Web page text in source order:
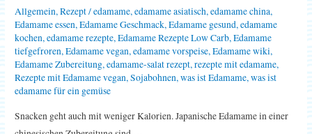
Allgemein,Rezept/edamame,edamame asiatisch,edamame china,
Edamame essen,Edamame Geschmack,Edamame gesund,edamame
kochen,edamame rezepte,Edamame Rezepte Low Carb,Edamame
tiefgefroren,Edamame vegan,edamame vorspeise,Edamame wiki,
Edamame Zubereitung,edamame-salat rezept,rezepte mit edamame,
Rezepte mit Edamame vegan,Sojabohnen,was ist Edamame,was ist
edamame für ein gemüse
Snacken geht auch mit weniger Kalorien. Japanische Edamame in einer